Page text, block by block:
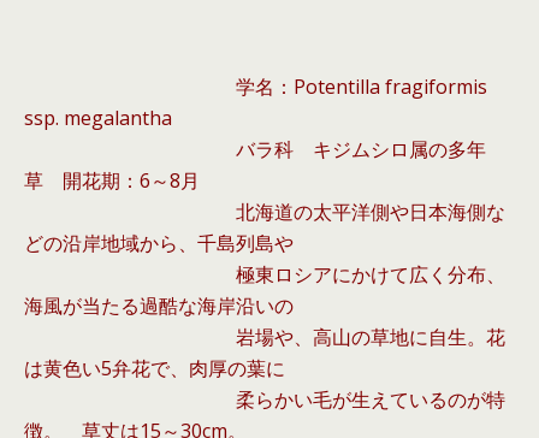
学名：Potentilla fragiformis
ssp. megalantha
バラ科 キジムシロ属の多年
草 開花期：6～8月
北海道の太平洋側や日本海側な
どの沿岸地域から、千島列島や
極東ロシアにかけて広く分布、
海風が当たる過酷な海岸沿いの
岩場や、高山の草地に自生。 花
は黄色い5弁花で、肉厚の葉に
柔らかい毛が生えているのが特
徴。 草丈は15～30cm。